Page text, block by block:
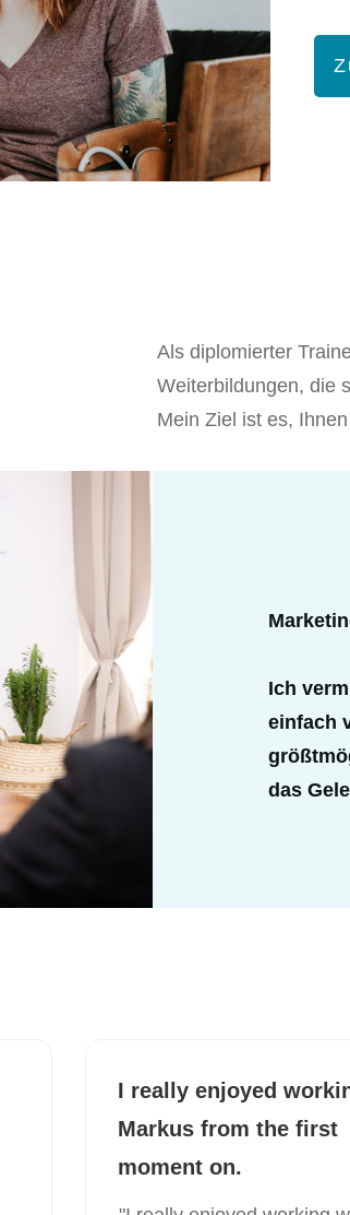
Als diplomierter
Weiterbildungen, die
Mein Ziel ist es,
Ich
einfach
das
I really enjoyed
Markus from the first
moment on.